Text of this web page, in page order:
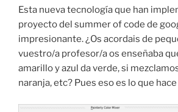
Esta nueva tecnología que han
proyecto del summer of code de
impresionante. ¿Os acordais de
vuestro/a profesor/a os enseñaba
amarillo y azul da verde, si
naranja, etc? Pues eso es lo que